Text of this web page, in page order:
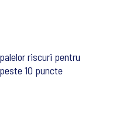
riscuri pentru
10 puncte